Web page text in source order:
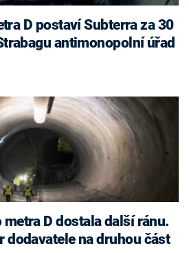
antimonopolní úřad
D dostala další ránu.
dodavatele na druhou část